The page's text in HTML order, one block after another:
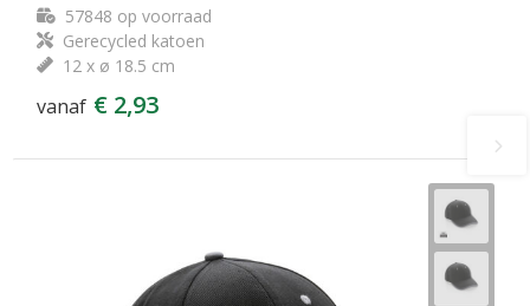
57848 op voorraad
Gerecycled katoen
12 x ø 18.5 cm
vanaf € 2,93